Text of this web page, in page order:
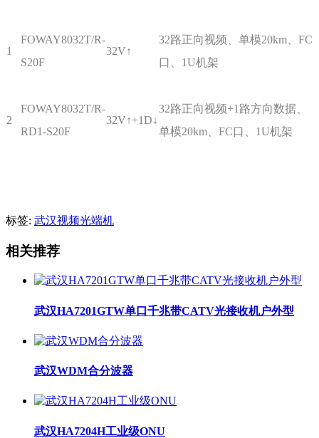
1
FOWAY8032T/R-
S20F
32V↑
32路正向视频、单模20km、FC
口、1U机架
2
FOWAY8032T/R-
RD1-S20F
32V↑+1D↓
32路正向视频+1路方向数据、
单模20km、FC口、1U机架
标签: 武汉视频光端机
相关推荐
武汉HA7201GTW单口千兆带CATV光接收机户外型
武汉WDM合分波器
武汉HA7204H工业级ONU